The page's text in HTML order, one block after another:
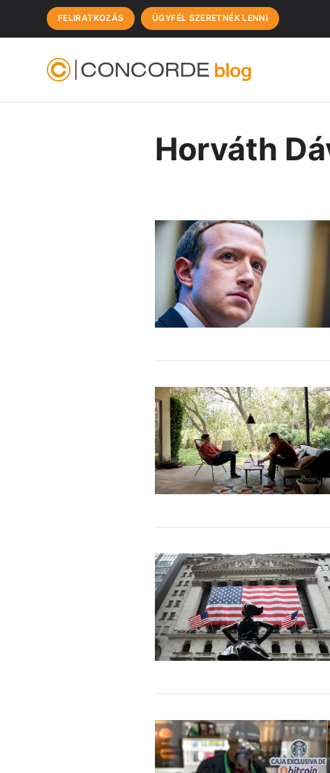
FELIRATKOZÁS ÜGYFÉL SZERETNÉK LENNI
Horváth